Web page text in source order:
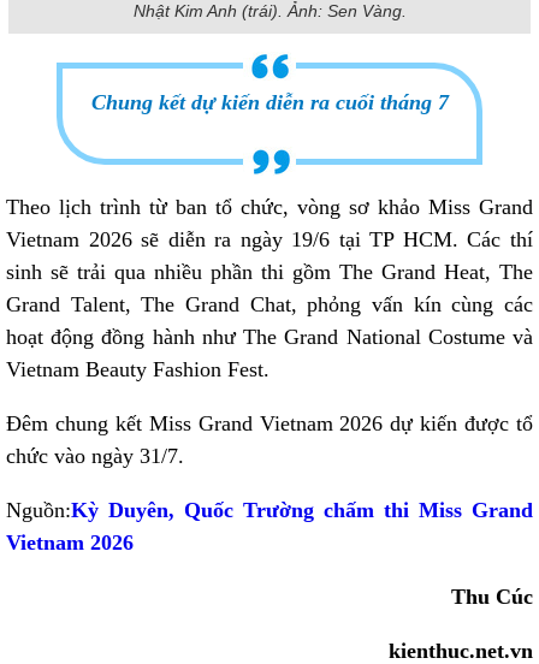
Nhật Kim Anh (trái). Ảnh: Sen Vàng.
Chung kết dự kiến diễn ra cuối tháng 7
Theo lịch trình từ ban tổ chức, vòng sơ khảo Miss Grand
Vietnam 2026 sẽ diễn ra ngày 19/6 tại TP HCM. Các thí
sinh sẽ trải qua nhiều phần thi gồm The Grand Heat, The
Grand Talent, The Grand Chat, phỏng vấn kín cùng các
hoạt động đồng hành như The Grand National Costume và
Vietnam Beauty Fashion Fest.
Đêm chung kết Miss Grand Vietnam 2026 dự kiến được tổ
chức vào ngày 31/7.
Nguồn:Kỳ Duyên, Quốc Trường chấm thi Miss Grand
Vietnam 2026
Thu Cúc
kienthuc.net.vn